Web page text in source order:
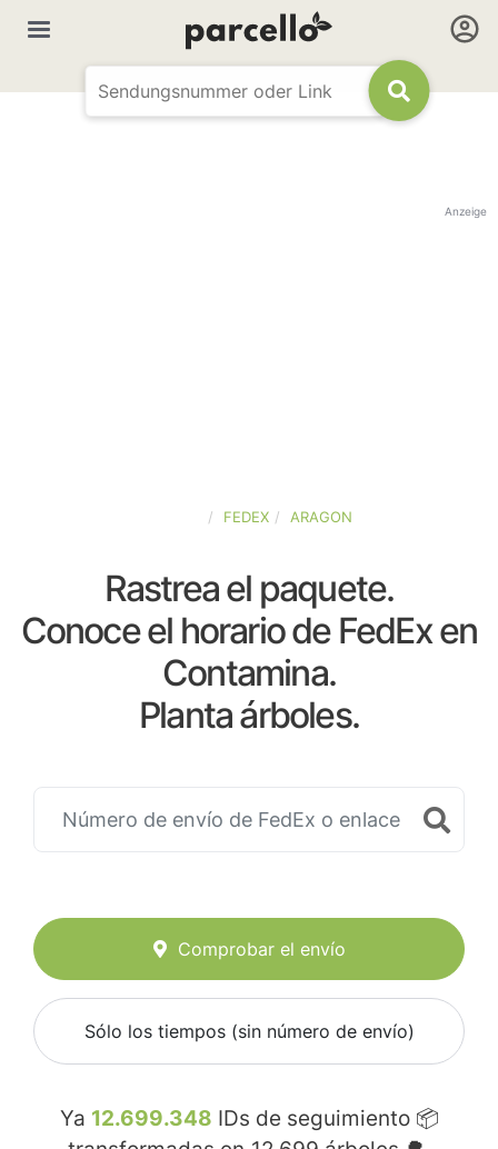
Anzeige
FEDEX ARAGON
Rastrea el paquete.
Conoce el horario de FedEx en
Contamina.
Planta árboles.
Comprobar el envío
Sólo los tiempos (sin número de envío)
Ya 12.699.348 IDs de seguimiento 📦